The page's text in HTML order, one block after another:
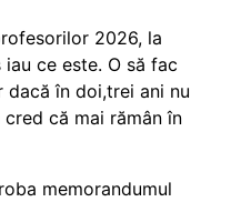
2026, la
iau ce este. O să fac
dacă în doi,trei ani nu
că mai rămân în
memorandumul